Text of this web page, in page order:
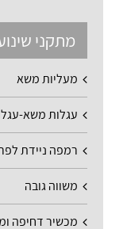
מתקני
מעליות משא
עגלות משא-
רמפה ניידת
משווה גובה
מכשיר דחיפה